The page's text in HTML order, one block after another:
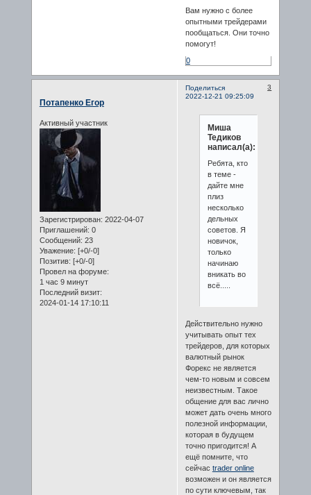
Вам нужно с более
опытными трейдерами
пообщаться. Они точно
помогут!
0
Поделиться
3
2022-12-21 09:25:09
Потапенко Егор
Активный участник
Зарегистрирован: 2022-04-07
Приглашений: 0
Сообщений: 23
Уважение: [+0/-0]
Позитив: [+0/-0]
Провел на форуме:
1 час 9 минут
Последний визит:
2024-01-14 17:10:11
Миша
Тедиков
написал(а):
Ребята, кто
в теме -
дайте мне
плиз
несколько
дельных
советов. Я
новичок,
только
начинаю
вникать во
всё.....
Действительно нужно
учитывать опыт тех
трейдеров, для которых
валютный рынок
Форекс не является
чем-то новым и совсем
неизвестным. Такое
общение для вас лично
может дать очень много
полезной информации,
которая в будущем
точно пригодится! А
ещё помните, что
сейчас trader online
возможен и он является
по сути ключевым, так